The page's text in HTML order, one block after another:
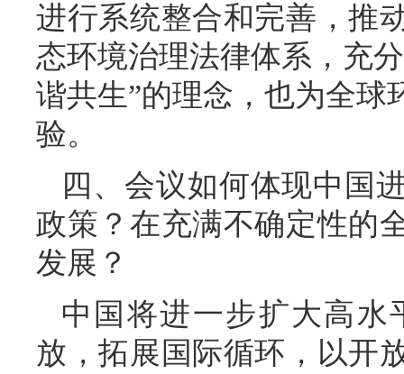
进行系统整合和完善，推
态环境治理法律体系，充
谐共生”的理念，也为全球
验。
四、会议如何体现中国
政策？在充满不确定性的
发展？
中国将进一步扩大高水
放，拓展国际循环，以开